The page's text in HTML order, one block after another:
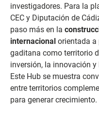
investigadores. Para la
CEC y Diputación de
paso más en la
internacionalorientada a
gaditana como territorio
inversión, la innovación
Este Hub se muestra
entre territorios
para generar crecimiento.